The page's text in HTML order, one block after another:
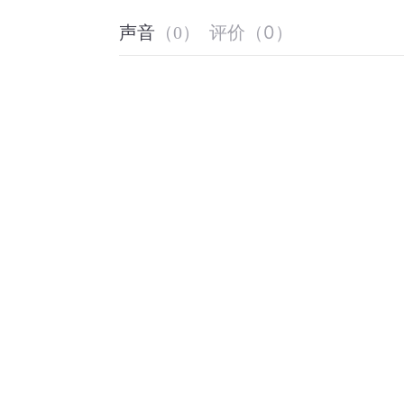
声音 （0） 评价 （0 ）